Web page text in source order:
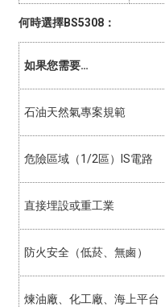
何時選擇BS5308：
如果您需要…
石油天然氣專案規範
危險區域（1/2區）IS電路
直接埋設或重工業
防火安全（低菸、無鹵）
煉油廠、化工廠、海上平台